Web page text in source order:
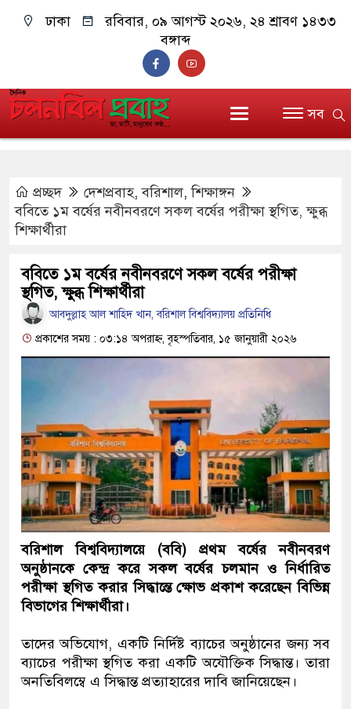
ঢাকা
রবিবার, ০৯ আগস্ট ২০২৬, ২৪ শ্রাবণ ১৪৩৩
বঙ্গাব্দ
সব
প্রচ্ছদ দেশপ্রবাহ,বরিশাল,শিক্ষাঙ্গন
ববিতে ১ম বর্ষের নবীনবরণে সকল বর্ষের পরীক্ষা স্থগিত, ক্ষুব্ধ
শিক্ষার্থীরা
ববিতে ১ম বর্ষের নবীনবরণে সকল বর্ষের পরীক্ষা
স্থগিত, ক্ষুব্ধ শিক্ষার্থীরা
আবদুল্লাহ আল শাহিদ খান, বরিশাল বিশ্ববিদ্যালয় প্রতিনিধি
প্রকাশের সময় : ০৩:১৪ অপরাহ্ন, বৃহস্পতিবার, ১৫ জানুয়ারী ২০২৬
বরিশাল বিশ্ববিদ্যালয়ে (ববি) প্রথম বর্ষের নবীনবরণ
অনুষ্ঠানকে কেন্দ্র করে সকল বর্ষের চলমান ও নির্ধারিত
পরীক্ষা স্থগিত করার সিদ্ধান্তে ক্ষোভ প্রকাশ করেছেন বিভিন্ন
বিভাগের শিক্ষার্থীরা।
তাদের অভিযোগ, একটি নির্দিষ্ট ব্যাচের অনুষ্ঠানের জন্য সব
ব্যাচের পরীক্ষা স্থগিত করা একটি অযৌক্তিক সিদ্ধান্ত। তারা
অনতিবিলম্বে এ সিদ্ধান্ত প্রত্যাহারের দাবি জানিয়েছেন।